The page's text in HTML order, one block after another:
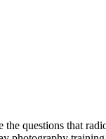
questions that